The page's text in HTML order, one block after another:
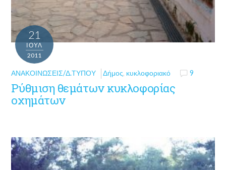
21
ΙΟΎΛ
2011
ΑΝΑΚΟΙΝΏΣΕΙΣ/Δ.ΤΎΠΟΥ Δήμος, κυκλοφοριακό 9
Ρύθμιση θεμάτων κυκλοφορίας
οχημάτων